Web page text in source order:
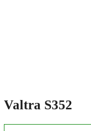
Valtra S352